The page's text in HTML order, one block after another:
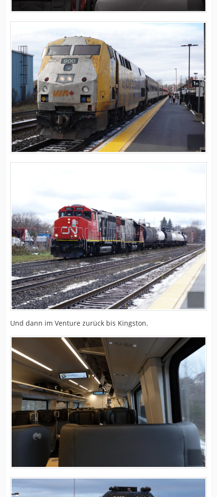
Und dann im Venture zurück bis Kingston.